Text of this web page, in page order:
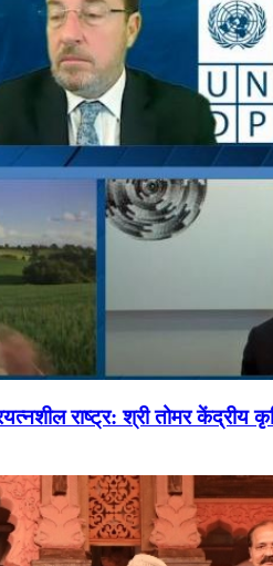
राष्ट्र: श्री तोमर केंद्रीय